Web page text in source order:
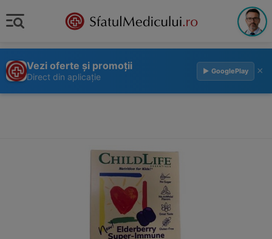
Vezi oferte și promoții
Direct din aplicație
▶ GooglePlay ×